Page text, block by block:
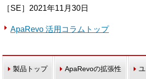
［SE］2021年11月30日
ApaRevo 活用コラムトップ
製品トップ ApaRevoの拡張性